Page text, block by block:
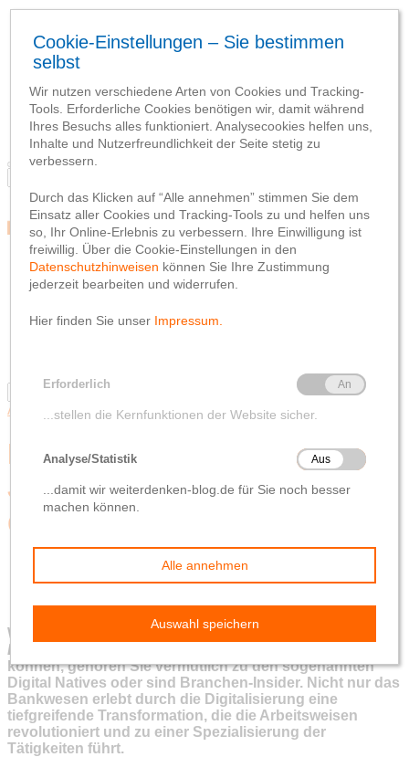
Team
Social Media
Netiquette
Datenschutzhinweis
Impressum
Blog
Team
Social Media
Netiquette
Aktuelles aus der Wirtschaft Digital
Digitalisierung und neue
Jobs – was steckt
dahinter?
9. Februar 2024
Wenn Sie mit der Berufsbezeichnung
Business Analyst – Voice Solutions
können, gehören Sie vermutlich zu den sogenannten
Digital Natives oder sind Branchen-Insider. Nicht nur das
Bankwesen erlebt durch die Digitalisierung eine
tiefgreifende Transformation, die die Arbeitsweisen
revolutioniert und zu einer Spezialisierung der
Tätigkeiten führt.